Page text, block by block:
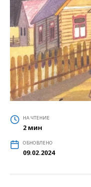
НА ЧТЕНИЕ
2 мин
ОБНОВЛЕНО
09.02.2024